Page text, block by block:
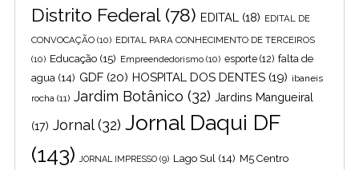
Distrito Federal(78) EDITAL (18) EDITAL DE
CONVOCAÇÃO (10) EDITAL PARA CONHECIMENTO DE TERCEIROS
(10) Educação (15) Empreendedorismo (10) esporte (12) falta de
agua (14) GDF (20) HOSPITAL DOS DENTES (19) ibaneis
rocha (11) Jardim Botânico (32) Jardins Mangueiral
(17) Jornal(32) Jornal Daqui DF
(143)
JORNAL IMPRESSO (9) Lago Sul (14) M5 Centro